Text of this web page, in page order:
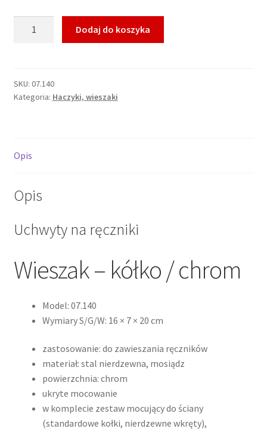
ręczniki
Wieszak
chrom
Dodaj do koszyka
SKU: 07.140
Kategoria: Haczyki, wieszaki
Opis
Opis
Uchwyty na ręczniki
Wieszak – kółko / chrom
Model: 07.140
Wymiary S/G/W: 16 × 7 × 20 cm
zastosowanie: do zawieszania ręczników
materiał: stal nierdzewna, mosiądz
powierzchnia: chrom
ukryte mocowanie
w komplecie zestaw mocujący do ściany
(standardowe kołki, nierdzewne wkręty),